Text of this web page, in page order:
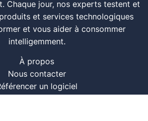
Chaque jour, nos experts testent et
et services technologiques
et vous aider à consommer
intelligemment.
À propos
Nous contacter
un logiciel